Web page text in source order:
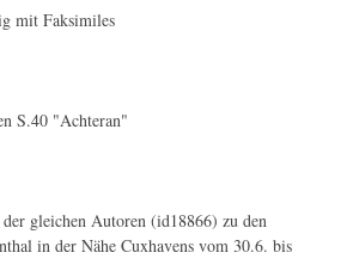
mit Faksimiles
S.40 "Achteran"
gleichen Autoren (id18866) zu den
in der Nähe Cuxhavens vom 30.6. bis